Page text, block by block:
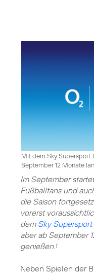
Mit dem Sky Supersport
September 12 Monate
Im September
Fußballfans und
die Saison
vorerst
dem Sky
aber ab September
genießen. 1
Neben Spielen der